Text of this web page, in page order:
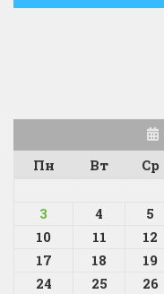
Пн
Вт Ср
3
4 5
10
11 12
17
18 19
24
25 26